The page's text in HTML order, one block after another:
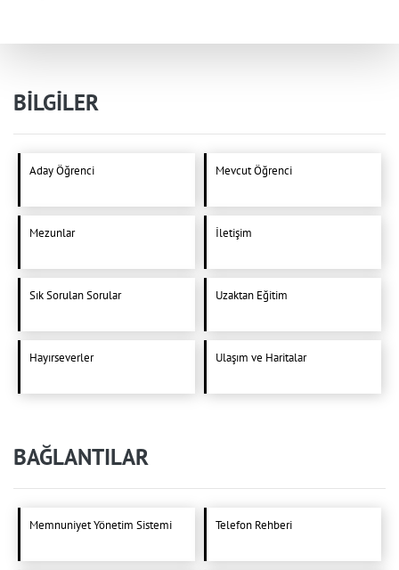
BİLGİLER
Aday Öğrenci Mevcut Öğrenci
Mezunlar İletişim
Sık Sorulan Sorular Uzaktan Eğitim
Hayırseverler Ulaşım ve Haritalar
BAĞLANTILAR
Memnuniyet Yönetim Sistemi Telefon Rehberi